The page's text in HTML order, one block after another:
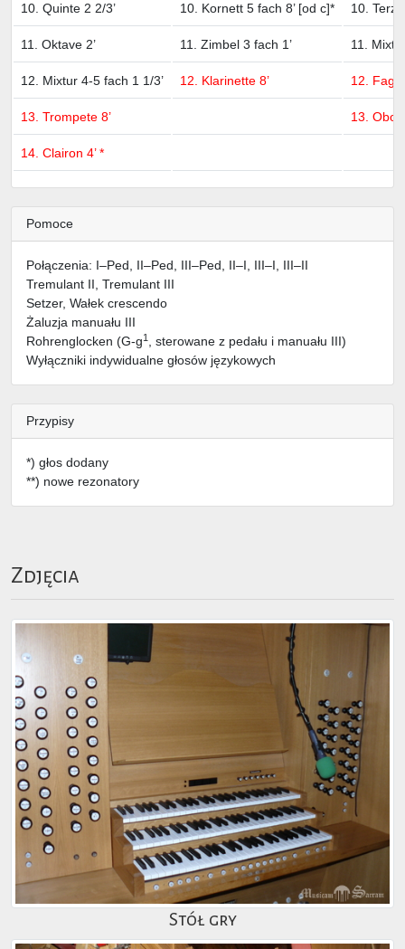
10. Quinte 2 2/3’ 10. Kornett 5 fach 8’ [od c]* 10. Terz
11. Oktave 2’ 11. Zimbel 3 fach 1’ 11.
12. Mixtur 4-5 fach 1 1/3’ 12. Klarinette 8’ 12.
13. Trompete 8’ 13. Oboe
14. Clairon 4’ *
Pomoce
Połączenia: I–Ped, II–Ped, III–Ped, II–I, III–I, III–II
Tremulant II, Tremulant III
Setzer, Wałek crescendo
Żaluzja manuału III
Rohrenglocken (G-g1
, sterowane z pedału i manuału III)
Wyłączniki indywidualne głosów językowych
Przypisy
*) głos dodany
**) nowe rezonatory
Zdjęcia
Stół gry